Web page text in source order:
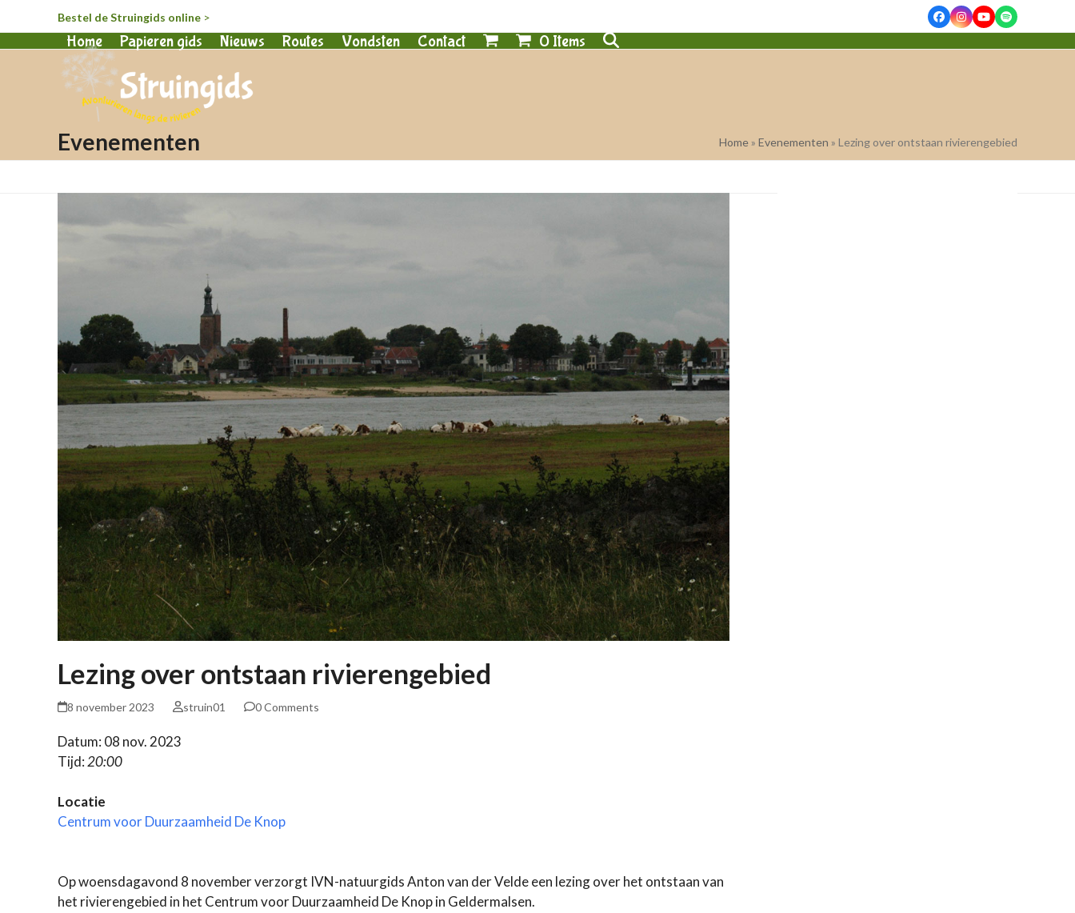
Bestel de Struingids online > FacebookInstagram
YouTube
Spotify
Home Papieren gids Nieuws Routes Vondsten Contact 0 Items
Evenementen Home » Evenementen » Lezing over ontstaan rivierengebied
Lezing over ontstaan rivierengebied
8 november 2023 struin01 0 Comments
Datum: 08 nov. 2023
Tijd: 20:00
Locatie
Centrum voor Duurzaamheid De Knop
Op woensdagavond 8 november verzorgt IVN-natuurgids Anton van der Velde een lezing over het ontstaan van
het rivierengebied in het Centrum voor Duurzaamheid De Knop in Geldermalsen.